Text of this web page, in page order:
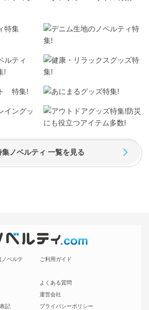
集ノベルティ 一覧を見る
ノベルテ
ご利用ガイド
よくある質問
運営会社
記
プライバシーポリシー